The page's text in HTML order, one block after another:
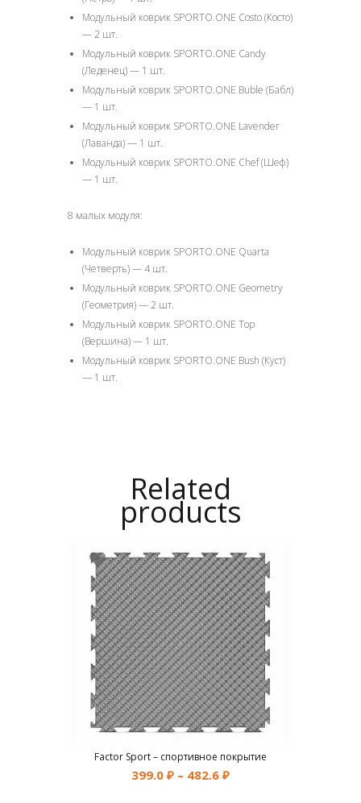
Модульный коврик SPORTO.ONE Сosto (Косто)
— 2 шт.
Модульный коврик SPORTO.ONE Candy
(Леденец) — 1 шт.
Модульный коврик SPORTO.ONE Buble (Бабл)
— 1 шт.
Модульный коврик SPORTO.ONE Lavender
(Лаванда) — 1 шт.
Модульный коврик SPORTO.ONE Chef (Шеф)
— 1 шт.
8 малых модуля:
Модульный коврик SPORTO.ONE Quarta
(Четверть) — 4 шт.
Модульный коврик SPORTO.ONE Geometry
(Геометрия) — 2 шт.
Модульный коврик SPORTO.ONE Top
(Вершина) — 1 шт.
Модульный коврик SPORTO.ONE Bush (Куст)
— 1 шт.
Related
products
Factor Sport – спортивное покрытие
399.0 ₽ – 482.6 ₽